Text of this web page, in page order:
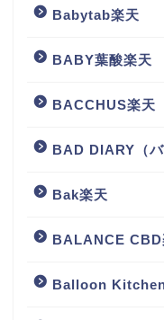
Babytab楽天
BABY葉酸楽天
BACCHUS楽天
BAD DIARY（
Bak楽天
BALANCE CBD
Balloon